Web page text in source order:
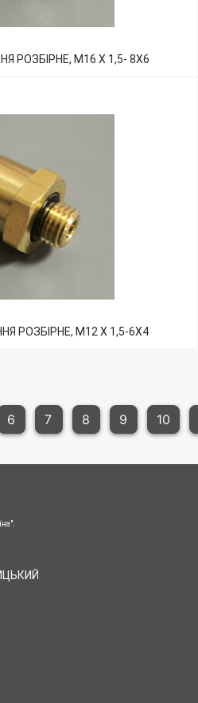
РОЗБІРНЕ, М16 Х 1,5- 8Х6
РОЗБІРНЕ, М12 Х 1,5-6Х4
6 7 8 9 10